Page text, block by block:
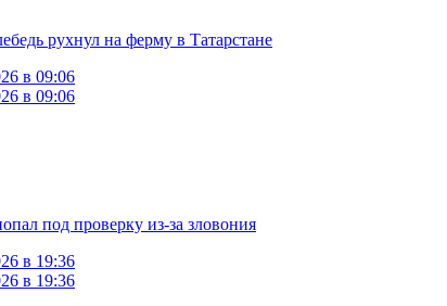
рухнул на ферму в Татарстане
в 09:06
в 09:06
под проверку из-за зловония
в 19:36
в 19:36